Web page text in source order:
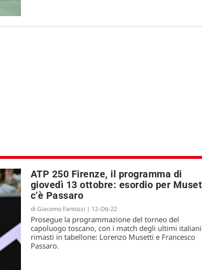
ATP 250 Firenze, il programma di
giovedì 13 ottobre: esordio per
c’è Passaro
di Giacomo Fantozzi | 12-Ott-22
Prosegue la programmazione del torneo del
capoluogo toscano, con i match degli ultimi italiani
rimasti in tabellone: Lorenzo Musetti e Francesco
Passaro.